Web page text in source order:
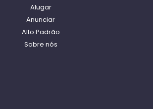
Alugar
Anunciar
Alto Padrão
Sobre nós